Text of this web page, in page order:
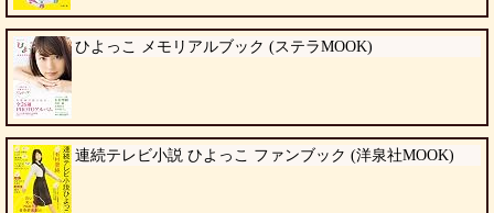
ひよっこ メモリアルブック (ステラMOOK)
連続テレビ小説 ひよっこ ファンブック (洋泉社MOOK)